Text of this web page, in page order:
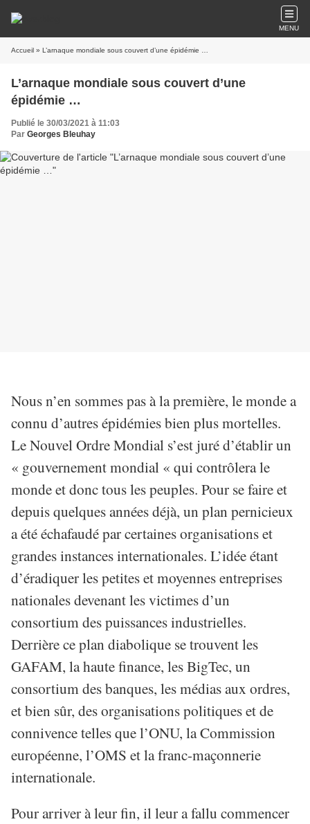
MENU
Accueil » L’arnaque mondiale sous couvert d’une épidémie …
L’arnaque mondiale sous couvert d’une
épidémie …
Publié le 30/03/2021 à 11:03
Par Georges Bleuhay
Nous n’en sommes pas à la première, le monde a
connu d’autres épidémies bien plus mortelles.
Le Nouvel Ordre Mondial s’est juré d’établir un
« gouvernement mondial « qui contrôlera le
monde et donc tous les peuples. Pour se faire et
depuis quelques années déjà, un plan pernicieux
a été échafaudé par certaines organisations et
grandes instances internationales. L’idée étant
d’éradiquer les petites et moyennes entreprises
nationales devenant les victimes d’un
consortium des puissances industrielles.
Derrière ce plan diabolique se trouvent les
GAFAM, la haute finance, les BigTec, un
consortium des banques, les médias aux ordres,
et bien sûr, des organisations politiques et de
connivence telles que l’ONU, la Commission
européenne, l’OMS et la franc-maçonnerie
internationale.
Pour arriver à leur fin, il leur a fallu commencer